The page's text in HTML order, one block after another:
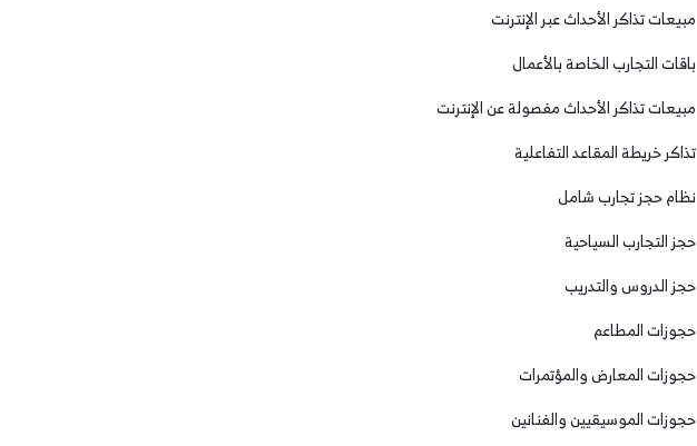
مبيعات تذاكر الأحداث عبر الإنترنت
باقات التجارب الخاصة بالأعمال
مبيعات تذاكر الأحداث مفصولة عن الإنترنت
تذاكر خريطة المقاعد التفاعلية
نظام حجز تجارب شامل
حجز التجارب السياحية
حجز الدروس والتدريب
حجوزات المطاعم
حجوزات المعارض والمؤتمرات
حجوزات الموسيقيين والفنانين